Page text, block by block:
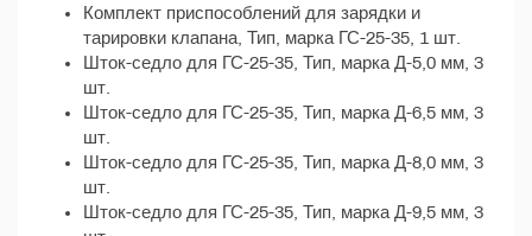
Комплект приспособлений для зарядки и
тарировки клапана, Тип, марка ГС-25-35, 1 шт.
Шток-седло для ГС-25-35, Тип, марка Д-5,0 мм, 3
шт.
Шток-седло для ГС-25-35, Тип, марка Д-6,5 мм, 3
шт.
Шток-седло для ГС-25-35, Тип, марка Д-8,0 мм, 3
шт.
Шток-седло для ГС-25-35, Тип, марка Д-9,5 мм, 3